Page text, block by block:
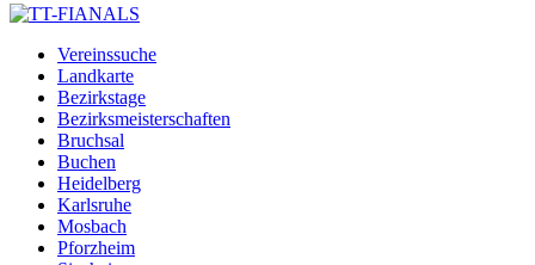
Vereinssuche
Landkarte
Bezirkstage
Bezirksmeisterschaften
Bruchsal
Buchen
Heidelberg
Karlsruhe
Mosbach
Pforzheim